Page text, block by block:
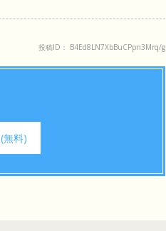
投稿ID： B4Ed8LN7XbBuCPpn3Mrq/g
(無料)